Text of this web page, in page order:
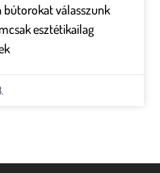
bútorokat válasszunk
esztétikailag